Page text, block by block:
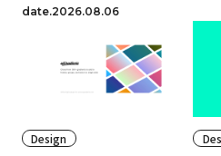
date.2026.08.06
Design